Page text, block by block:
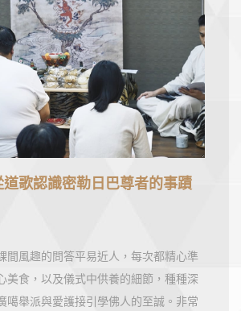
歌認識密勒日巴尊者的事蹟
間風趣的問答平易近人，每次都精心準
美食，以及儀式中供養的細節，種種深
噶舉派與愛護接引學佛人的至誠。非常